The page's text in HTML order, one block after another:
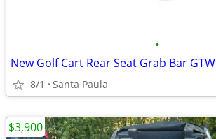
•
New Golf Cart Rear Seat Grab Bar GTW
8/1 Santa Paula
$3,900